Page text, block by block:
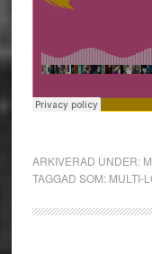
ARKIVERAD UNDER:
TAGGAD SOM: MULTI-